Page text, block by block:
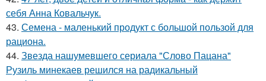
себя Анна Ковальчук.
43. Семена - маленький продукт с большой пользой для
рациона.
44. Звезда нашумевшего сериала "Слово Пацана"
Рузиль минекаев решился на радикальный